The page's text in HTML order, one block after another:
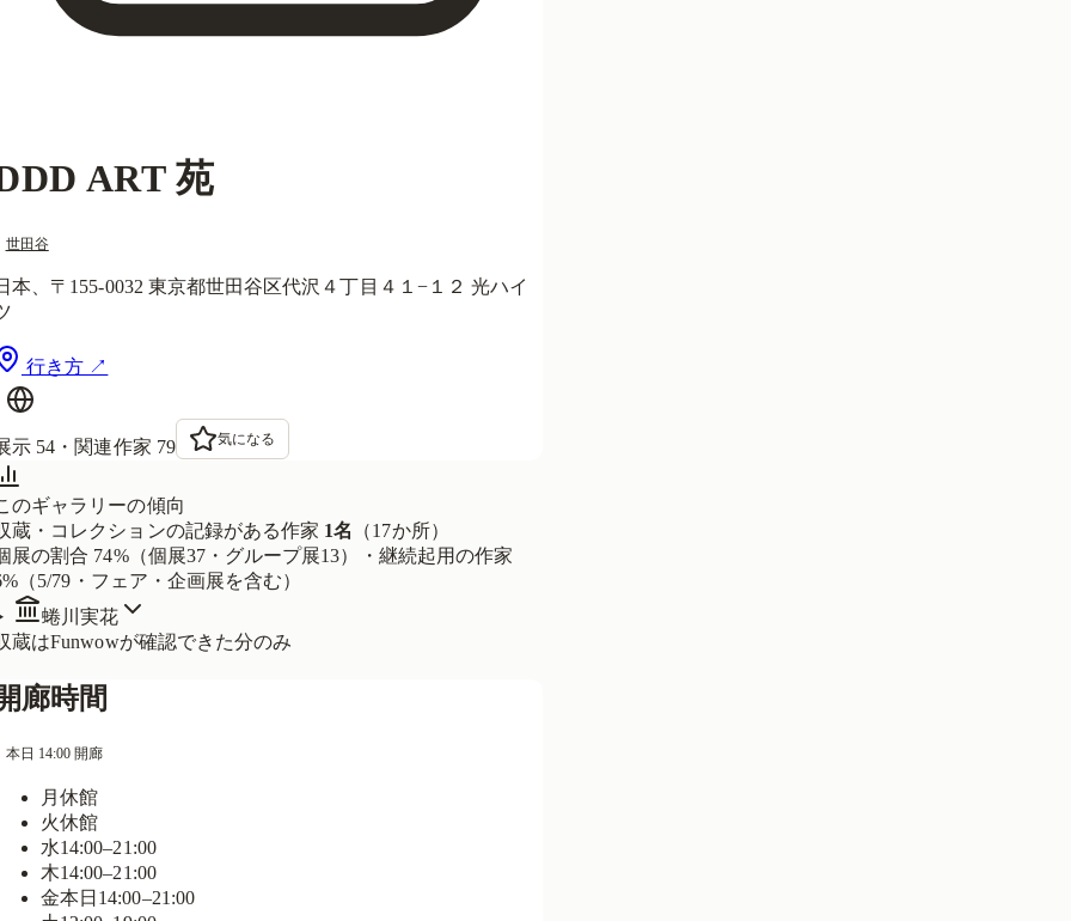
ART 苑
世田谷
本、〒155-0032 東京都世田谷区代沢４丁目４１−１２ 光ハイ
行き方 ↗
示 54 ・関連作家 79 気になる
のギャラリーの傾向
蔵・コレクションの記録がある作家 1名 （17か所）
展の割合 74%（個展37・グループ展13） ・ 継続起用の作家
%（5/79 ・フェア・企画展を含む）
蜷川実花
蔵はFunwowが確認できた分のみ
廊時間
本日 14:00 開廊
月休館
火休館
水14:00–21:00
木14:00–21:00
金本日 14:00–21:00